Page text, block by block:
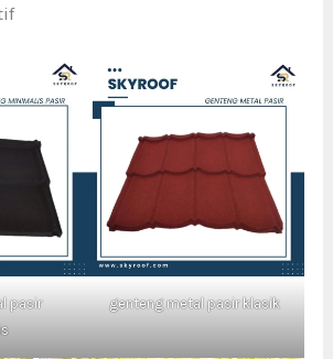
pasir
genteng metal pasir klasik